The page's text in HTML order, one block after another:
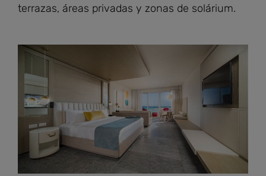
terrazas, áreas privadas y zonas de solárium.